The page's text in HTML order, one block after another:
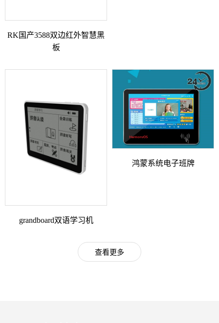
RK国产3588双边红外智慧黑
板
grandboard双语学习机
鸿蒙系统电子班牌
查看更多